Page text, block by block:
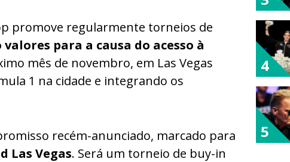
promove regularmente torneios de
para a causa do acesso à
mês de novembro, em Las Vegas
1 na cidade e integrando os
recém-anunciado, marcado para
Las Vegas. Será um torneio de buy-in
4
5